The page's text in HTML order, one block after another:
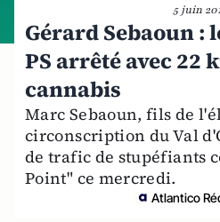
5 juin
Gérard Sebaoun :
PS arrêté avec 22
cannabis
Marc Sebaoun, fils de
circonscription du Val
de trafic de stupéfiants
Point" ce mercredi.
Atlantico